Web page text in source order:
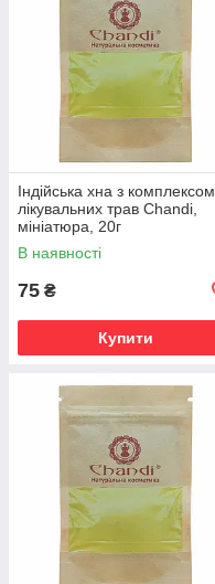
Індійська хна з комплексом
лікувальних трав Chandi,
мініатюра, 20г
В наявності
75 ₴
Купити